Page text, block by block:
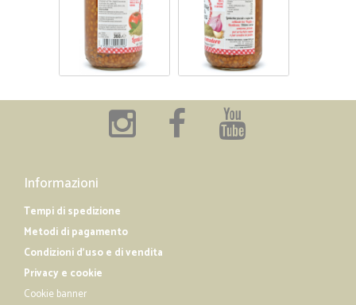
Informazioni
Tempi di spedizione
Metodi di pagamento
Condizioni d'uso e di vendita
Privacy e cookie
Cookie banner